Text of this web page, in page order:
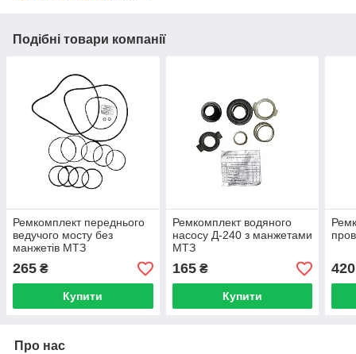
Подібні товари компанії
Ремкомплект переднього
ведучого мосту без
манжетів МТЗ
265 ₴
Купити
Ремкомплект водяного
насосу Д-240 з манжетами
МТЗ
165₴
Купити
420
Про нас